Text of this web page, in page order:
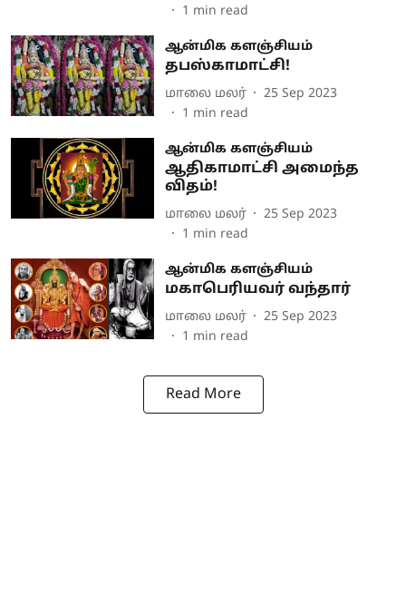
1 min read
ஆன்மிக களஞ்சியம்
தபஸ்காமாட்சி!
மாலை மலர்
25 Sep 2023
1 min read
ஆன்மிக களஞ்சியம்
ஆதிகாமாட்சி அமைந்த
விதம்!
மாலை மலர்
25 Sep 2023
1 min read
ஆன்மிக களஞ்சியம்
மகாபெரியவர் வந்தார்
மாலை மலர்
25 Sep 2023
1 min read
Read More